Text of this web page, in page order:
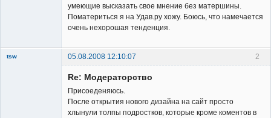
умеющие высказать свое мнение без матершины.
Поматериться я на Удав.ру хожу. Боюсь, что намечается
очень нехорошая тенденция.
2
tsw
05.08.2008 12:10:07
Re: Модераторство
Присоеденяюсь.
После открытия нового дизайна на сайт просто
хлынули толпы подростков, которые кроме коментов в